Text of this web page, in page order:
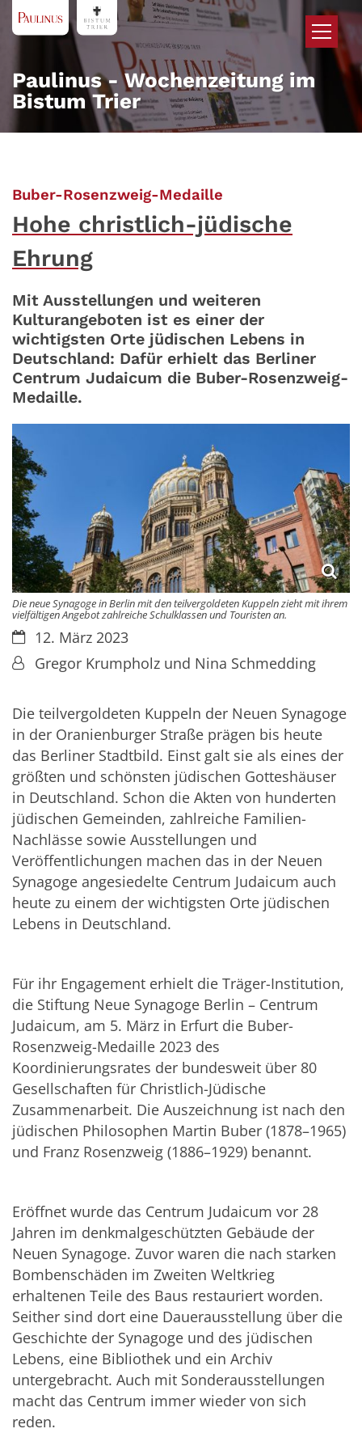
Zum Inhalt springen
Paulinus - Wochenzeitung im
Bistum Trier
Buber-Rosenzweig-Medaille
Hohe christlich-jüdische
Ehrung
Mit Ausstellungen und weiteren
Kulturangeboten ist es einer der
wichtigsten Orte jüdischen Lebens in
Deutschland: Dafür erhielt das Berliner
Centrum Judaicum die Buber-Rosenzweig-
Medaille.
Die neue Synagoge in Berlin mit den teilvergoldeten Kuppeln zieht mit ihrem
vielfältigen Angebot zahlreiche Schulklassen und Touristen an.
Datum:12. März 2023
Von:Gregor Krumpholz und Nina Schmedding
Die teilvergoldeten Kuppeln der Neuen Synagoge
in der Oranienburger Straße prägen bis heute
das Berliner Stadtbild. Einst galt sie als eines der
größten und schönsten jüdischen Gotteshäuser
in Deutschland. Schon die Akten von hunderten
jüdischen Gemeinden, zahlreiche Familien-
Nachlässe sowie Ausstellungen und
Veröffentlichungen machen das in der Neuen
Synagoge angesiedelte Centrum Judaicum auch
heute zu einem der wichtigsten Orte jüdischen
Lebens in Deutschland.
Für ihr Engagement erhielt die Träger-Institution,
die Stiftung Neue Synagoge Berlin – Centrum
Judaicum, am 5. März in Erfurt die Buber-
Rosenzweig-Medaille 2023 des
Koordinierungsrates der bundesweit über 80
Gesellschaften für Christlich-Jüdische
Zusammenarbeit. Die Auszeichnung ist nach den
jüdischen Philosophen Martin Buber (1878–1965)
und Franz Rosenzweig (1886–1929) benannt.
Eröffnet wurde das Centrum Judaicum vor 28
Jahren im denkmalgeschützten Gebäude der
Neuen Synagoge. Zuvor waren die nach starken
Bombenschäden im Zweiten Weltkrieg
erhaltenen Teile des Baus restauriert worden.
Seither sind dort eine Dauerausstellung über die
Geschichte der Synagoge und des jüdischen
Lebens, eine Bibliothek und ein Archiv
untergebracht. Auch mit Sonderausstellungen
macht das Centrum immer wieder von sich
reden.